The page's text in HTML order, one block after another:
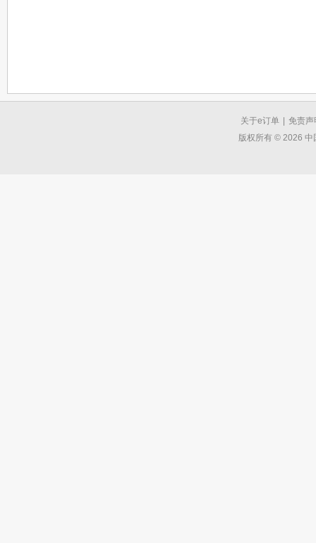
关于e订单
免责声
版权所有 © 2026